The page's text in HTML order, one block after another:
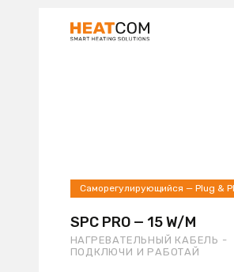
Саморегулирующийся — Plug &
SPC PRO — 15 W/M
НАГРЕВАТЕЛЬНЫЙ КАБЕЛЬ -
ПОДКЛЮЧИ И РАБОТАЙ